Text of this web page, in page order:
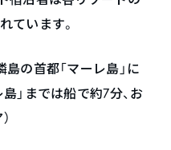
ています。
の首都「マーレ島」に
」までは船で約7分、お